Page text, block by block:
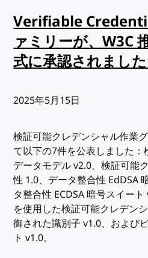
Verifiable
ァミリーが、W3C
式に承認されました
出版日:
2025年5月15日
検証可能クレデンシャル作業
て以下の7件を公表しました
データモデル v2.0、検証可能
性 1.0、データ整合性 EdDSA
タ整合性 ECDSA 暗号スイート
を使用した検証可能クレデン
御された識別子 v1.0、および
ト v1.0。